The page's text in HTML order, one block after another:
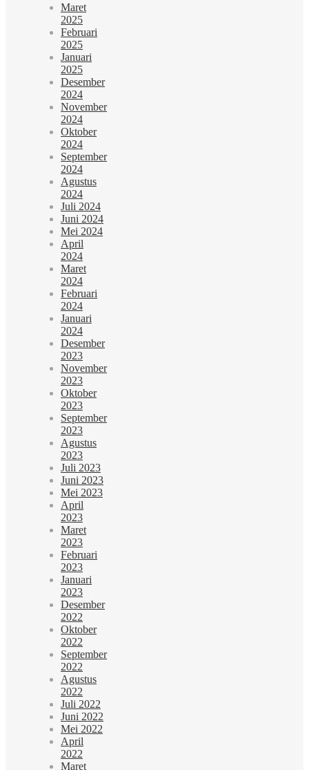
Maret
2025
Februari
2025
Januari
2025
Desember
2024
November
2024
Oktober
2024
September
2024
Agustus
2024
Juli 2024
Juni 2024
Mei 2024
April
2024
Maret
2024
Februari
2024
Januari
2024
Desember
2023
November
2023
Oktober
2023
September
2023
Agustus
2023
Juli 2023
Juni 2023
Mei 2023
April
2023
Maret
2023
Februari
2023
Januari
2023
Desember
2022
Oktober
2022
September
2022
Agustus
2022
Juli 2022
Juni 2022
Mei 2022
April
2022
Maret